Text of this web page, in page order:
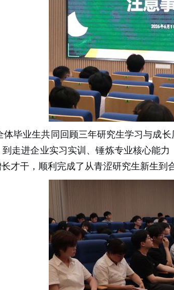
毕业生共同回顾三年研究生学习与成
走进企业实习实训、锤炼专业核心能
才干，顺利完成了从青涩研究生新生到